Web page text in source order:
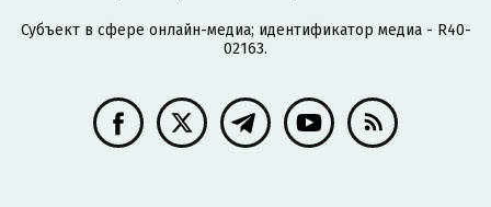
Субъект в сфере онлайн-медиа; идентификатор медиа - R40-
02163.